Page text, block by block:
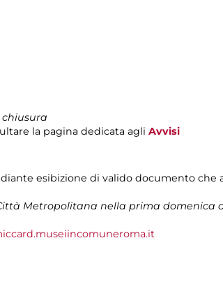
chiusura
la pagina dedicata agli Avvisi
esibizione di valido documento che
Metropolitana nella prima domenica